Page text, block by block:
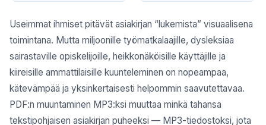
Useimmat ihmiset pitävät asiakirjan “lukemista” visuaalisena
toimintana. Mutta miljoonille työmatkalaajille, dysleksiaa
sairastaville opiskelijoille, heikkonäköisille käyttäjille ja
kiireisille ammattilaisille kuunteleminen on nopeampaa,
kätevämpää ja yksinkertaisesti helpommin saavutettavaa.
PDF:n muuntaminen MP3:ksi muuttaa minkä tahansa
tekstipohjaisen asiakirjan puheeksi — MP3-tiedostoksi, jota